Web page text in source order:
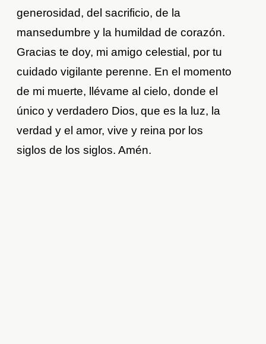
generosidad, del sacrificio, de la
mansedumbre y la humildad de corazón.
Gracias te doy, mi amigo celestial, por tu
cuidado vigilante perenne. En el momento
de mi muerte, llévame al cielo, donde el
único y verdadero Dios, que es la luz, la
verdad y el amor, vive y reina por los
siglos de los siglos. Amén.